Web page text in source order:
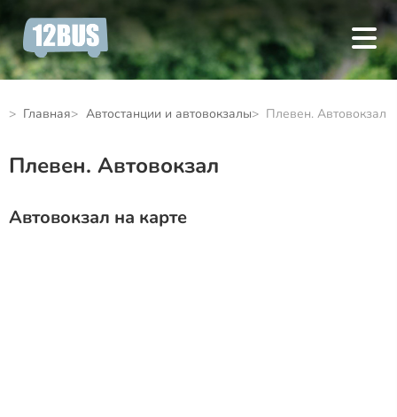
Главная Автостанции и автовокзалы Плевен. Автовокзал
Плевен. Автовокзал
Автовокзал на карте